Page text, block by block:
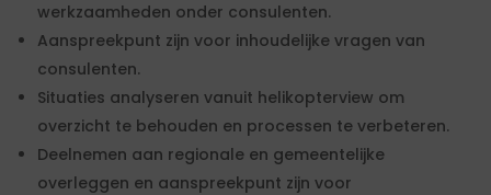
werkzaamheden onder consulenten.
Aanspreekpunt zijn voor inhoudelijke vragen van
consulenten.
Situaties analyseren vanuit helikopterview om
overzicht te behouden en processen te verbeteren.
Deelnemen aan regionale en gemeentelijke
overleggen en aanspreekpunt zijn voor